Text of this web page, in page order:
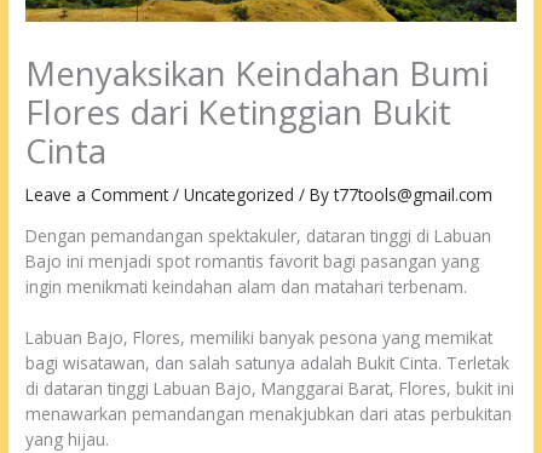
Menyaksikan Keindahan Bumi
Flores dari Ketinggian Bukit
Cinta
Leave a Comment /Uncategorized / Byt77tools@gmail.com
Dengan pemandangan spektakuler, dataran tinggi di Labuan
Bajo ini menjadi spot romantis favorit bagi pasangan yang
ingin menikmati keindahan alam dan matahari terbenam.
Labuan Bajo, Flores, memiliki banyak pesona yang memikat
bagi wisatawan, dan salah satunya adalah Bukit Cinta. Terletak
di dataran tinggi Labuan Bajo, Manggarai Barat, Flores, bukit ini
menawarkan pemandangan menakjubkan dari atas perbukitan
yang hijau.